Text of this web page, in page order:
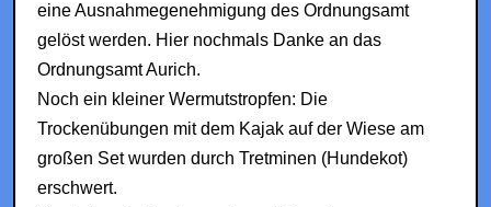
eine Ausnahmegenehmigung des Ordnungsamt
gelöst werden. Hier nochmals Danke an das
Ordnungsamt Aurich.
Noch ein kleiner Wermutstropfen: Die
Trockenübungen mit dem Kajak auf der Wiese am
großen Set wurden durch Tretminen (Hundekot)
erschwert.